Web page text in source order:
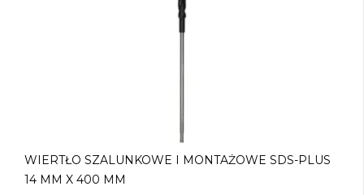
WIERTŁO SZALUNKOWE I MONTAŻOWE SDS-PLUS
14 MM X 400 MM